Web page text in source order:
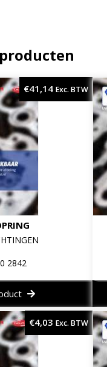
2842
€41,14 Exc. BTW
€4,03 Exc. BTW